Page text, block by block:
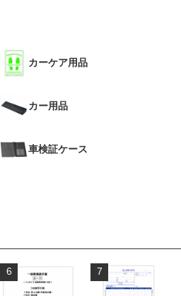
カーケア用品
カー用品
車検証ケース
6 7